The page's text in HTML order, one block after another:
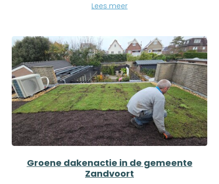
Lees meer
Groene dakenactie in de gemeente
Zandvoort